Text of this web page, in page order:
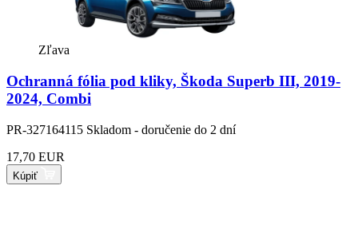
Zľava
Ochranná fólia pod kliky, Škoda Superb III, 2019-
2024, Combi
PR-327164115 Skladom - doručenie do 2 dní
17,70 EUR
Kúpiť